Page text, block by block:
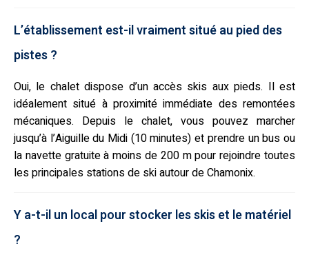
L’établissement est-il vraiment situé au pied des
pistes ?
Oui, le chalet dispose d’un accès skis aux pieds. Il est
idéalement situé à proximité immédiate des remontées
mécaniques. Depuis le chalet, vous pouvez marcher
jusqu’à l’Aiguille du Midi (10 minutes) et prendre un bus ou
la navette gratuite à moins de 200 m pour rejoindre toutes
les principales stations de ski autour de Chamonix.
Y a-t-il un local pour stocker les skis et le matériel
?